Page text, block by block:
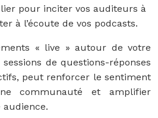
pour inciter vos auditeurs à
à l’écoute de vos podcasts.
« live » autour de votre
de questions-réponses
peut renforcer le sentiment
communauté et amplifier
audience.